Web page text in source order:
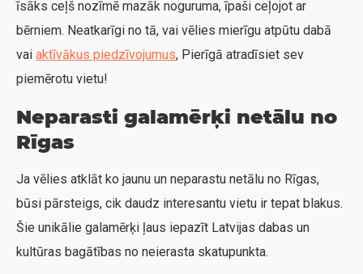
īsāks ceļš nozīmē mazāk noguruma, īpaši ceļojot ar
bērniem. Neatkarīgi no tā, vai vēlies mierīgu atpūtu dabā
vai aktīvākus piedzīvojumus, Pierīgā atradīsiet sev
piemērotu vietu!
Neparasti galamērķi netālu no
Rīgas
Ja vēlies atklāt ko jaunu un neparastu netālu no Rīgas,
būsi pārsteigs, cik daudz interesantu vietu ir tepat blakus.
Šie unikālie galamērķi ļaus iepazīt Latvijas dabas un
kultūras bagātības no neierasta skatupunkta.